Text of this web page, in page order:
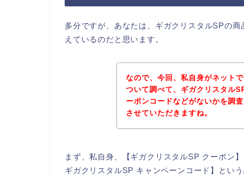
多分ですが、あなたは、ギガクリスタルSPの
えているのだと思います。
なので、今回、私自身がネット
ついて調べて、ギガクリスタル
ーポンコードなどがないかを調
させていただきますね。
まず、私自身、【ギガクリスタルSP クーポン
ギガクリスタルSP キャンペーンコード】とい